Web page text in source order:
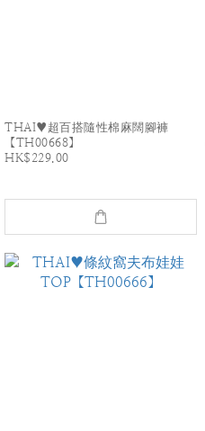
THAI♥超百搭隨性棉麻闊腳褲
【TH00668】
HK$229.00